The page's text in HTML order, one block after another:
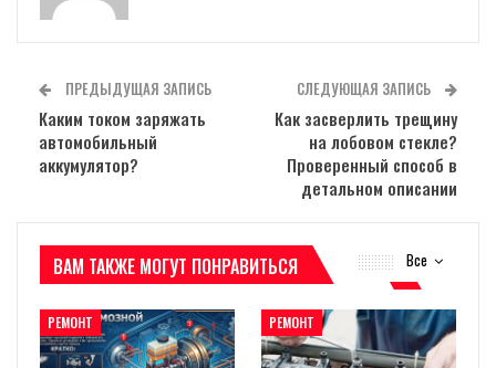
ПРЕДЫДУЩАЯ ЗАПИСЬ
Каким током заряжать
автомобильный
аккумулятор?
СЛЕДУЮЩАЯ ЗАПИСЬ
Как засверлить трещину
на лобовом стекле?
Проверенный способ в
детальном описании
Все
ВАМ ТАКЖЕ МОГУТ ПОНРАВИТЬСЯ
РЕМОНТ РЕМОНТ